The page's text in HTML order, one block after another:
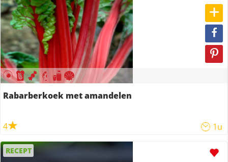
Rabarberkoek met amandelen
4 1u
RECEPT